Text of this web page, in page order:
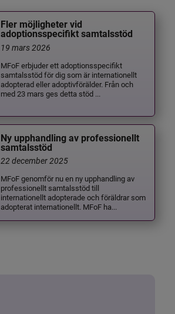
Fler möjligheter vid
adoptionsspecifikt samtalsstöd
19 mars 2026
MFoF erbjuder ett adoptionsspecifikt
samtalsstöd för dig som är internationellt
adopterad eller adoptivförälder. Från och
med 23 mars ges detta stöd ...
Ny upphandling av professionellt
samtalsstöd
22 december 2025
MFoF genomför nu en ny upphandling av
professionellt samtalsstöd till
internationellt adopterade och föräldrar som
adopterat internationellt. MFoF ha...